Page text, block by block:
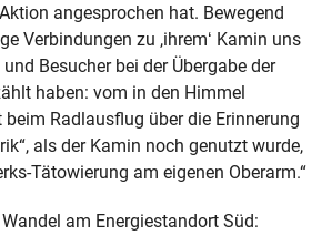
angesprochen hat. Bewegend
Verbindungen zu ,ihrem‘ Kamin uns
Besucher bei der Übergabe der
haben: vom in den Himmel
Radlausflug über die Erinnerung
als der Kamin noch genutzt wurde,
Tätowierung am eigenen Oberarm.“
am Energiestandort Süd: